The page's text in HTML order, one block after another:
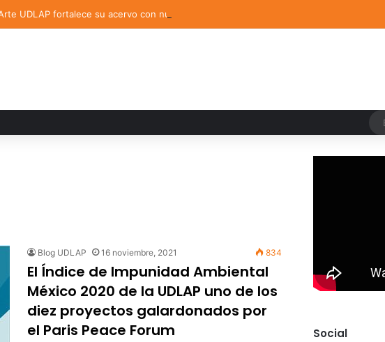
UDLAP fortalece su acervo con nuevas obras de artistas emergentes y consolidados
Blog UDLAP 16 noviembre, 2021 834
El Índice de Impunidad Ambiental
México 2020 de la UDLAP uno de los
diez proyectos galardonados por
el Paris Peace Forum
Social